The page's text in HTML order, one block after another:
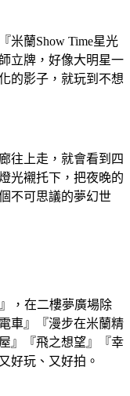
米蘭Show Time星光
立牌，好像大明星一
的影子，就玩到不想
往上走，就會看到四
光襯托下，把夜晚的
不可思議的夢幻世
，在二樓夢廣場除
車』『漫步在米蘭精
』『飛之想望』『幸
好玩、又好拍。